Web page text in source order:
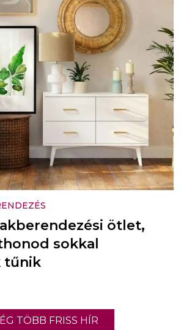
ötlet,
sokkal
tűnik
TÖBB FRISS HÍR